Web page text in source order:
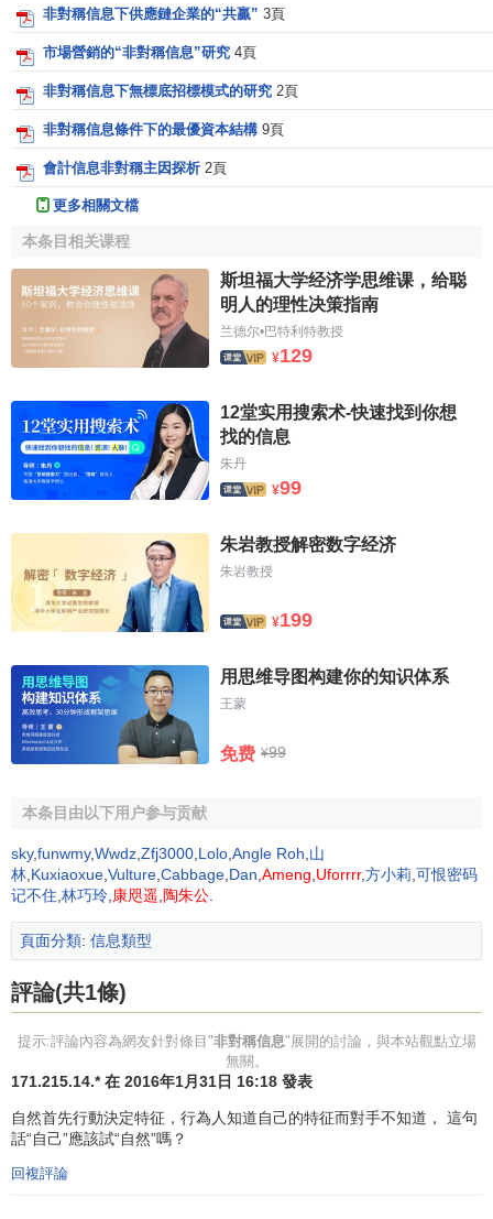
風險；若行為人的行動不可觀測，稱為隱藏行動；若行為人
具有對手無法觀測的知識，稱為隱藏知識或隱藏信息。
信息不對稱理論的另一個應用領域是研究
事。假定存在一個舊車市場，只有賣主知道車子的質量（這
是私人信息）。若採取平均質量定價法，賣主就會趁機抽走
高質量的舊車；若採取
的一定是賣不出去的劣質車。
產業組織引入信息不對稱後取得了豐碩的成果。例如，
假設同一行業內有幾家企業，成本結構是每個企業的私人信
息。與對稱信息模型相比，這種模型的均衡更符合通常認為
究了政府對壟斷企業的規制。蒂羅爾應用信息不對稱理論對
企業組織進行了全面的分析，可謂這方面的權威著作。
假設政府要提高稅收量，最好的辦法是向最有付稅能力
的人課稅。但是，付稅能力是行為人的私人信息。
稅方案必須直接或間接地提示這些私人信息是否符合每個行
莫裡斯最早建立了非對稱信息下的最優所得稅
模型，並因此榮獲1996年
貝爾獎殊榮的 維克裡大概是最早應用非對稱信息的經濟學
地概述了非對稱信息下的最優勞動合同問題。霍姆斯特龍和
梅耶森則對非對稱信息條件下的福利判斷作了詳盡的分析。
非對稱信息已經滲透到經濟學
濟學更加貼近現實。
非對稱信息的案例
在舊車市場上，每一輛舊車的質量好壞是不同的，但只
有賣者知道車的真實質量，買者對每一輛車的具體情況並不
瞭解，只知道此種車的一般質量，因而願意根據一般質量支
付價格，那些低於平均質量的次品車就可以乘機脫手。這種
上，對於雇主來說，面對大量的應聘者，他不可能在短時間
歷、經歷、是否做過學生幹部等有限信息來選擇人員。正是
由於勞動力市場上雇主和雇員之間的信息不對稱，雇主必須
靠一種市場信號(比如學歷要大學本科)來進行識別。但實際上
所選的大學本科生能力並不一定都強，有的甚至不能勝任工
作。這就是信息不對稱造成的。
非對稱信息下供應鏈企業的“共贏” 3頁
市場營銷的“非對稱信息”研究 4頁
非對稱信息下無標底招標模式的研究 2頁
非對稱信息條件下的最優資本結構 9頁
會計信息非對稱主因探析 2頁
更多相關文檔
本条目相关课程
斯坦福大学经济学思维课，给聪
明人的理性决策指南
兰德尔•巴特利特教授
¥129
12堂实用搜索术-快速找到你想
找的信息
朱丹
¥99
朱岩教授解密数字经济
朱岩教授
¥199
用思维导图构建你的知识体系
王蒙
免费 ¥99
本条目由以下用户参与贡献
sky,funwmy,Wwdz Zfj3000 Lolo Angle Roh 山
林 Kuxiaoxue Vulture Cabbage Dan Ameng Uforrrr,方小莉 可恨密码
记不住 林巧玲 康咫遥 陶朱公
頁面分類: 信息類型
評論(共1條)
提示:評論內容為網友針對條目"非對稱信息"展開的討論，與本站觀點立場
無關。
171.215.14.* 在 2016年1月31日 16:18 發表
自然首先行動決定特征，行為人知道自己的特征而對手不知道， 這句
話“自己”應該試“自然”嗎？
回複評論